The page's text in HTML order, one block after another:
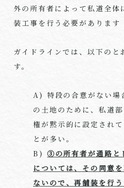
外の所有者によって私道全体
装工事を行う必要があります
ガイドラインでは、以下のと
す。
A) 特段の合意がない場
の土地のために、私道
権が黙示的に設定され
とが多い。
B) ③の所有者が通路と
については、その同意
ないので、再舗装を行う